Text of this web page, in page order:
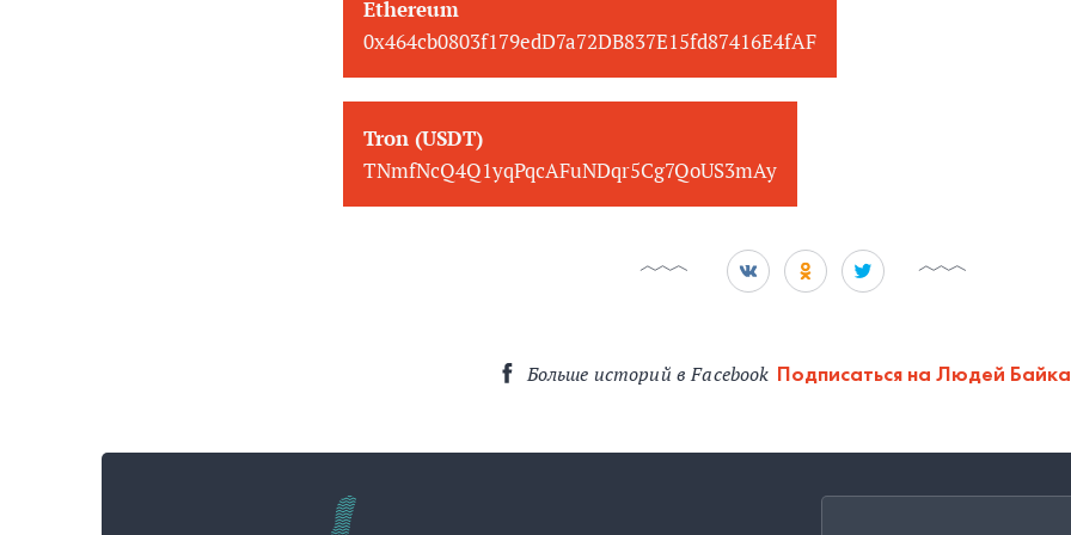
Ethereum
0x464cb0803f179edD7a72DB837E15fd87416E4fAF
Tron (USDT)
TNmfNcQ4Q1yqPqcAFuNDqr5Cg7QoUS3mAy
Больше историй в Facebook Подписаться на Людей